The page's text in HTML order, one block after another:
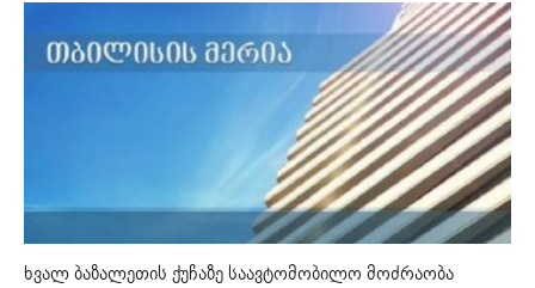
ხვალ ბაზალეთის ქუჩაზე საავტომობილო მოძრაობა